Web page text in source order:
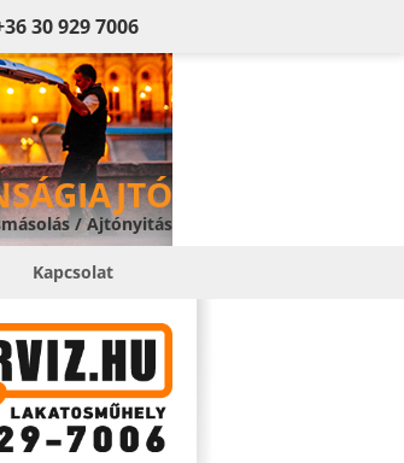
30 929 7006
/ Ajtónyitás
Kapcsolat